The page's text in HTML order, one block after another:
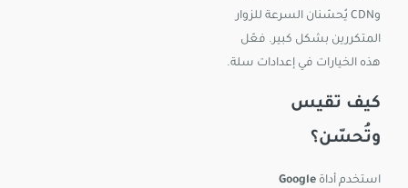
وCDN يُحسّنان السرعة للزوار
المتكررين بشكل كبير. فعّل
هذه الخيارات في إعدادات سلة.
كيف تقيس
وتُحسّن؟
استخدم أداة Google